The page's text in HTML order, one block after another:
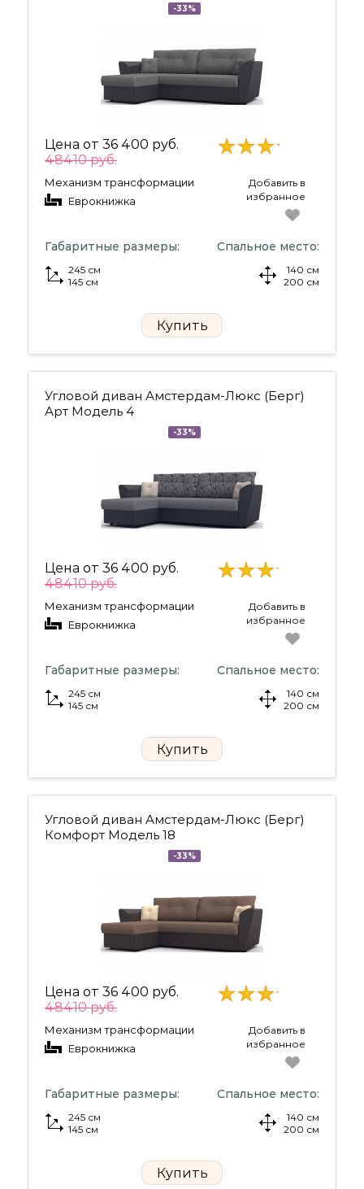
-33%
Цена от 36 400 руб.
48410 руб.
Механизм трансформации
Еврокнижка
Добавить в
избранное
Габаритные размеры:
245 см
145 см
Спальное место:
140 см
200 см
Купить
Угловой диван Амстердам-Люкс (Берг)
Арт Модель 4
-33%
Цена от 36 400 руб.
48410 руб.
Механизм трансформации
Еврокнижка
Добавить в
избранное
Габаритные размеры:
245 см
145 см
Спальное место:
140 см
200 см
Купить
Угловой диван Амстердам-Люкс (Берг)
Комфорт Модель 18
-33%
Цена от 36 400 руб.
48410 руб.
Механизм трансформации
Еврокнижка
Добавить в
избранное
Габаритные размеры:
245 см
145 см
Спальное место:
140 см
200 см
Купить